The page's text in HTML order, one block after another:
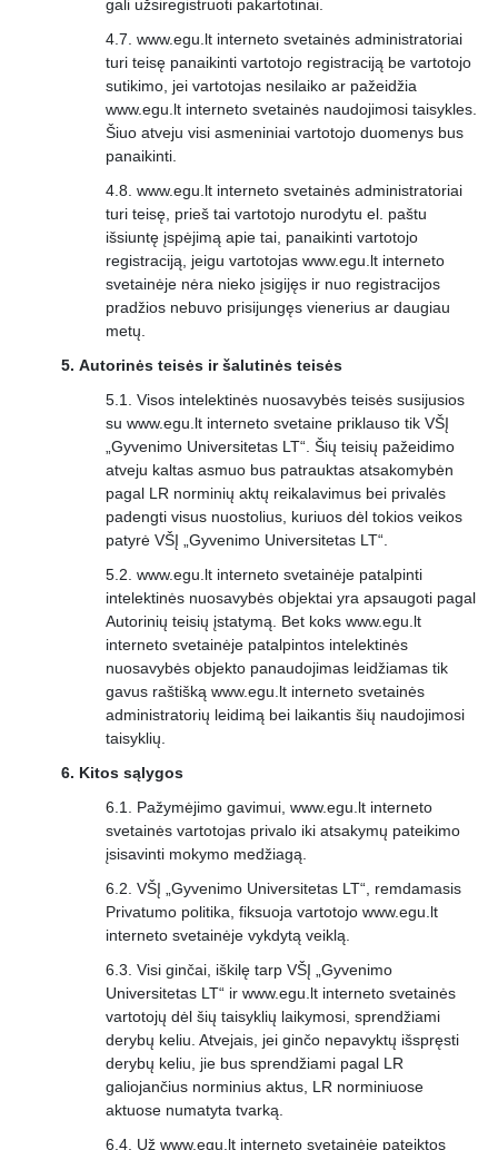
gali užsiregistruoti pakartotinai.
www.egu.lt interneto svetainės administratoriai
turi teisę panaikinti vartotojo registraciją be vartotojo
sutikimo, jei vartotojas nesilaiko ar pažeidžia
www.egu.lt interneto svetainės naudojimosi taisykles.
Šiuo atveju visi asmeniniai vartotojo duomenys bus
panaikinti.
www.egu.lt interneto svetainės administratoriai
turi teisę, prieš tai vartotojo nurodytu el. paštu
išsiuntę įspėjimą apie tai, panaikinti vartotojo
registraciją, jeigu vartotojas www.egu.lt interneto
svetainėje nėra nieko įsigijęs ir nuo registracijos
pradžios nebuvo prisijungęs vienerius ar daugiau
metų.
Autorinės teisės ir šalutinės teisės
Visos intelektinės nuosavybės teisės susijusios
su www.egu.lt interneto svetaine priklauso tik VŠĮ
„Gyvenimo Universitetas LT“. Šių teisių pažeidimo
atveju kaltas asmuo bus patrauktas atsakomybėn
pagal LR norminių aktų reikalavimus bei privalės
padengti visus nuostolius, kuriuos dėl tokios veikos
patyrė VŠĮ „Gyvenimo Universitetas LT“.
www.egu.lt interneto svetainėje patalpinti
intelektinės nuosavybės objektai yra apsaugoti pagal
Autorinių teisių įstatymą. Bet koks www.egu.lt
interneto svetainėje patalpintos intelektinės
nuosavybės objekto panaudojimas leidžiamas tik
gavus raštišką www.egu.lt interneto svetainės
administratorių leidimą bei laikantis šių naudojimosi
taisyklių.
Kitos sąlygos
Pažymėjimo gavimui, www.egu.lt interneto
svetainės vartotojas privalo iki atsakymų pateikimo
įsisavinti mokymo medžiagą.
VŠĮ „Gyvenimo Universitetas LT“, remdamasis
Privatumo politika, fiksuoja vartotojo www.egu.lt
interneto svetainėje vykdytą veiklą.
Visi ginčai, iškilę tarp VŠĮ „Gyvenimo
Universitetas LT“ ir www.egu.lt interneto svetainės
vartotojų dėl šių taisyklių laikymosi, sprendžiami
derybų keliu. Atvejais, jei ginčo nepavyktų išspręsti
derybų keliu, jie bus sprendžiami pagal LR
galiojančius norminius aktus, LR norminiuose
aktuose numatyta tvarką.
Už www.egu.lt interneto svetainėje pateiktos